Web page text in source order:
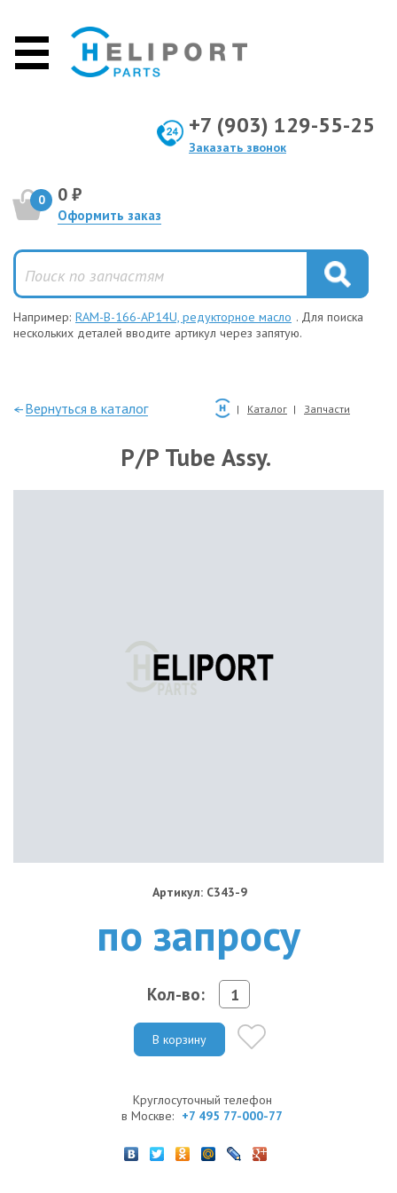
+7 (903) 129-55-25
Заказать звонок
0 0 ₽
Оформить заказ
Например: RAM-B-166-AP14U, редукторное масло . Для поиска
нескольких деталей вводите артикул через запятую.
—Вернуться в каталог Каталог Запчасти
P/P Tube Assy.
Артикул: C343-9
по запросу
Кол-во:
В корзину
Круглосуточный телефон
в Москве: +7 495 77-000-77